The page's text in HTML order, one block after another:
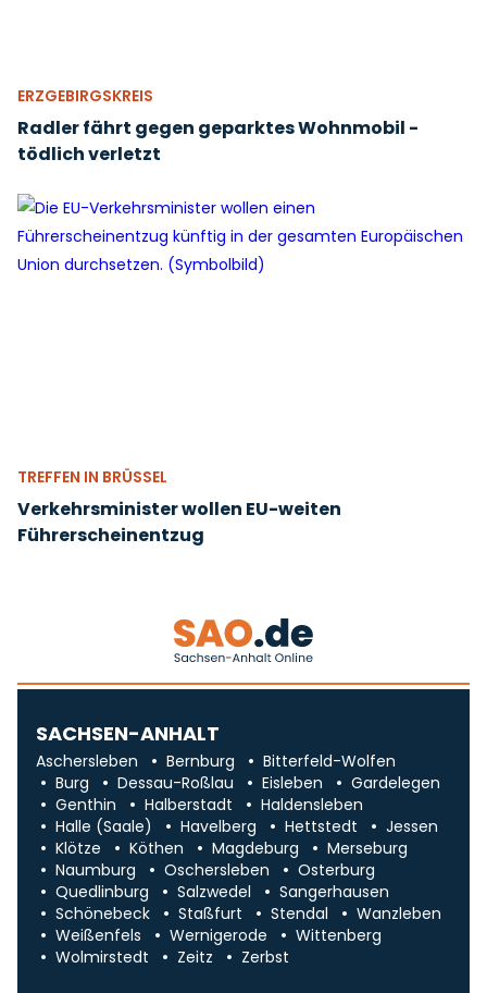
ERZGEBIRGSKREIS
Radler fährt gegen geparktes Wohnmobil -
tödlich verletzt
TREFFEN IN BRÜSSEL
Verkehrsminister wollen EU-weiten
Führerscheinentzug
SACHSEN-ANHALT
Aschersleben Bernburg
Bitterfeld-Wolfen
Burg
Dessau-Roßlau Eisleben
Gardelegen
Genthin
Halberstadt
Haldensleben
Halle (Saale)
Havelberg Hettstedt
Jessen
Klötze
Köthen Magdeburg
Merseburg
Naumburg
Oschersleben
Osterburg
Quedlinburg
Salzwedel
Sangerhausen
Schönebeck
Staßfurt Stendal
Wanzleben
Weißenfels
Wernigerode
Wittenberg
Wolmirstedt
Zeitz Zerbst